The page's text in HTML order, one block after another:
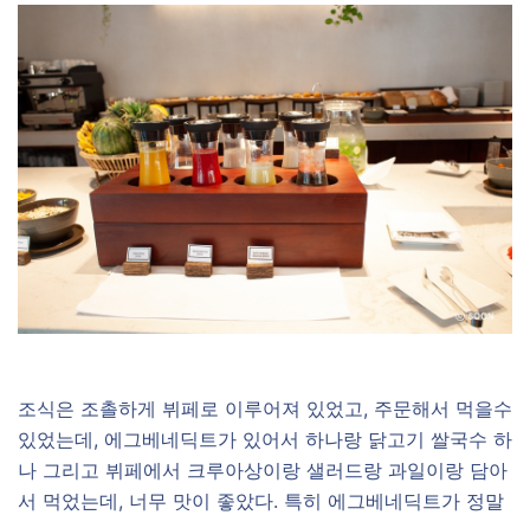
조식은 조촐하게 뷔페로 이루어져 있었고, 주문해서 먹을수
있었는데, 에그베네딕트가 있어서 하나랑 닭고기 쌀국수 하
나 그리고 뷔페에서 크루아상이랑 샐러드랑 과일이랑 담아
서 먹었는데, 너무 맛이 좋았다. 특히 에그베네딕트가 정말